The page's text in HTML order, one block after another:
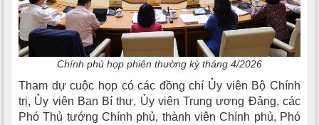
Chính phủ họp phiên thường kỳ tháng 4/2026
Tham dự cuộc họp có các đồng chí Ủy viên Bộ Chính
trị, Ủy viên Ban Bí thư, Ủy viên Trung ương Đảng, các
Phó Thủ tướng Chính phủ, thành viên Chính phủ, Phó